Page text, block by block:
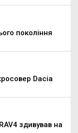
покоління
Dacia
здивував на